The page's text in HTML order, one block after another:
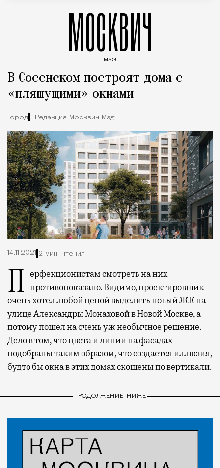
МОСКВИЧ
MAG
В Сосенском построят дома с
«пляшущими» окнами
Город Редакция Москвич Mag
14.11.2021 2 мин. чтения
Перфекционистам смотреть на них противопоказано.Видимо, проектировщик
очень хотел любой ценой выделить новый ЖК на
улице Александры Монаховой в Новой Москве, а
потому пошел на очень уж необычное решение.
Дело в том, что цвета и линии на фасадах
подобраны таким образом, что создается иллюзия,
будто бы окна в этих домах скошены по вертикали.
ПРОДОЛЖЕНИЕ НИЖЕ